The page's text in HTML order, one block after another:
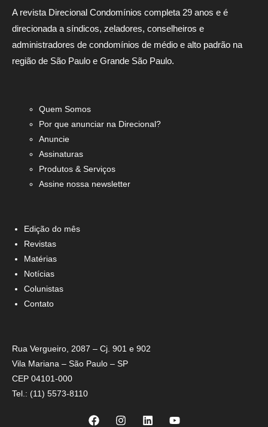
A revista Direcional Condomínios completa 29 anos e é
direcionada a síndicos, zeladores, conselheiros e
administradores de condomínios de médio e alto padrão na
região de São Paulo e Grande São Paulo.
Quem Somos
Por que anunciar na Direcional?
Anuncie
Assinaturas
Produtos & Serviços
Assine nossa newsletter
Edição do mês
Revistas
Matérias
Notícias
Colunistas
Contato
Rua Vergueiro, 2087 – Cj. 901 e 902
Vila Mariana – São Paulo – SP
CEP 04101-000
Tel.: (11) 5573-8110